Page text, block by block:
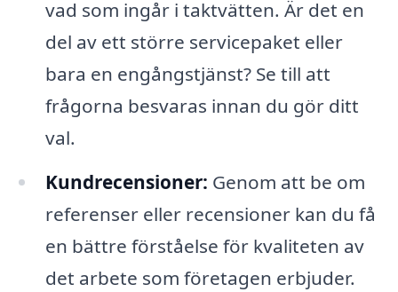
vad som ingår i taktvätten. Är det en
del av ett större servicepaket eller
bara en engångstjänst? Se till att
frågorna besvaras innan du gör ditt
val.
Kundrecensioner: Genom att be om
referenser eller recensioner kan du få
en bättre förståelse för kvaliteten av
det arbete som företagen erbjuder.